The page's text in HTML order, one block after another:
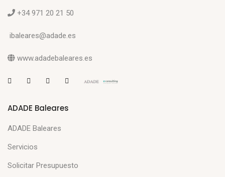
+34 971 20 21 50
ibaleares@adade.es
www.adadebaleares.es
ADADE Baleares
ADADE Baleares
Servicios
Solicitar Presupuesto